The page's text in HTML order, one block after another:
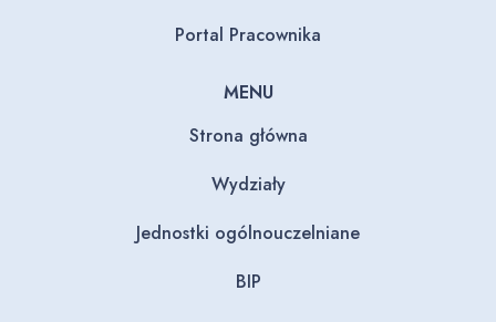
Portal Pracownika
MENU
Strona główna
Wydziały
Jednostki ogólnouczelniane
BIP